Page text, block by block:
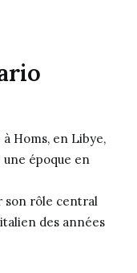
Homs, en Libye,
époque en
son rôle central
des années